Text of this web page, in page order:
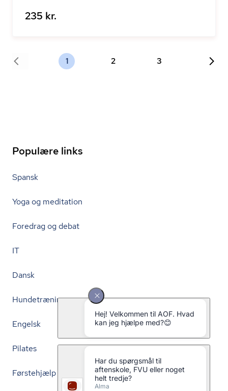
235 kr.
1 2 3
Populære links
Spansk
Yoga og meditation
Foredrag og debat
IT
Dansk
Hundetræning
Engelsk
Pilates
Førstehjælp